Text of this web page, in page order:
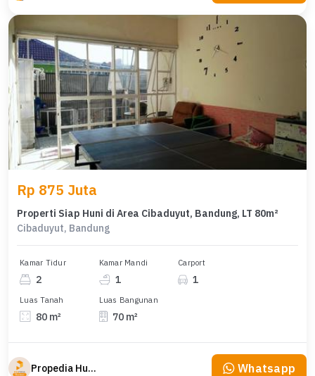
Rp 875 Juta
Properti Siap Huni di Area Cibaduyut, Bandung, LT 80m²
Cibaduyut, Bandung
Kamar Tidur
2
Kamar Mandi
1
Carport
1
Luas Tanah
80 m²
Luas Bangunan
70 m²
Propedia Hunian Whatsapp